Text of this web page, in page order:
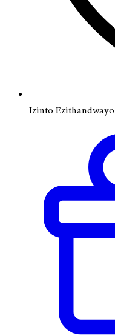
Izinto Ezithandwayo